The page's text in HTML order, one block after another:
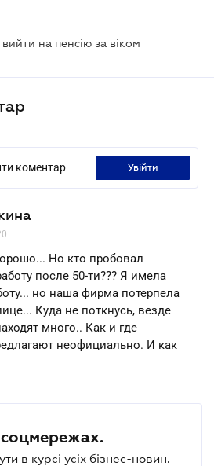
на пенсію за віком
коментар увійти
Но кто пробовал
после 50-ти??? Я имела
но наша фирма потерпела
Куда не поткнусь, везде
много.. Как и где
неофициально. И как
в курсі усіх бізнес-новин.